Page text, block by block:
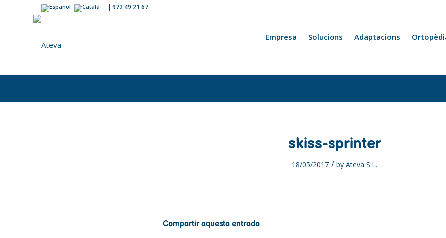
| 972 49 21 67
Empresa Solucions Adaptacions
skiss-sprinter
18/05/2017 / by Ateva S.L.
Compartir aquesta entrada